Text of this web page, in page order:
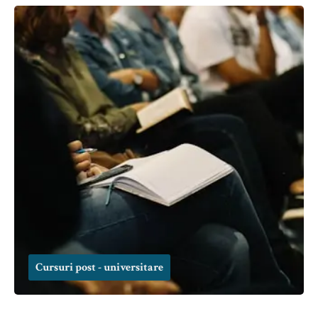
Cursuri post - universitare